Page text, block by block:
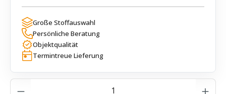
Große Stoffauswahl
Persönliche Beratung
Objektqualität
Termintreue Lieferung
Produkt Anzahl: Gib den gewünschten